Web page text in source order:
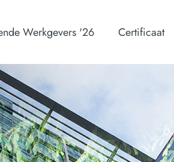
Werkgevers '26 Certificaat